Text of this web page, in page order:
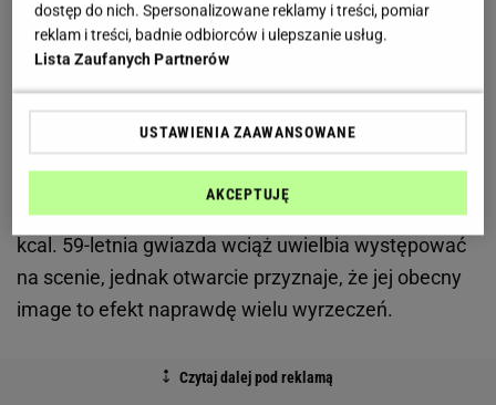
zaczęli komentować i zachwalać nowy wygląd
swojej idolki. To prawda, piosenkarka prezentuje się
Beata Kozidrak mówi, że dziennie je jedynie 1500
kcal. 59-letnia gwiazda wciąż uwielbia występować
na scenie, jednak otwarcie przyznaje, że jej obecny
image to efekt naprawdę wielu wyrzeczeń.
dostęp do nich. Spersonalizowane reklamy i treści, pomiar
reklam i treści, badnie odbiorców i ulepszanie usług.
Lista Zaufanych Partnerów
USTAWIENIA ZAAWANSOWANE
AKCEPTUJĘ